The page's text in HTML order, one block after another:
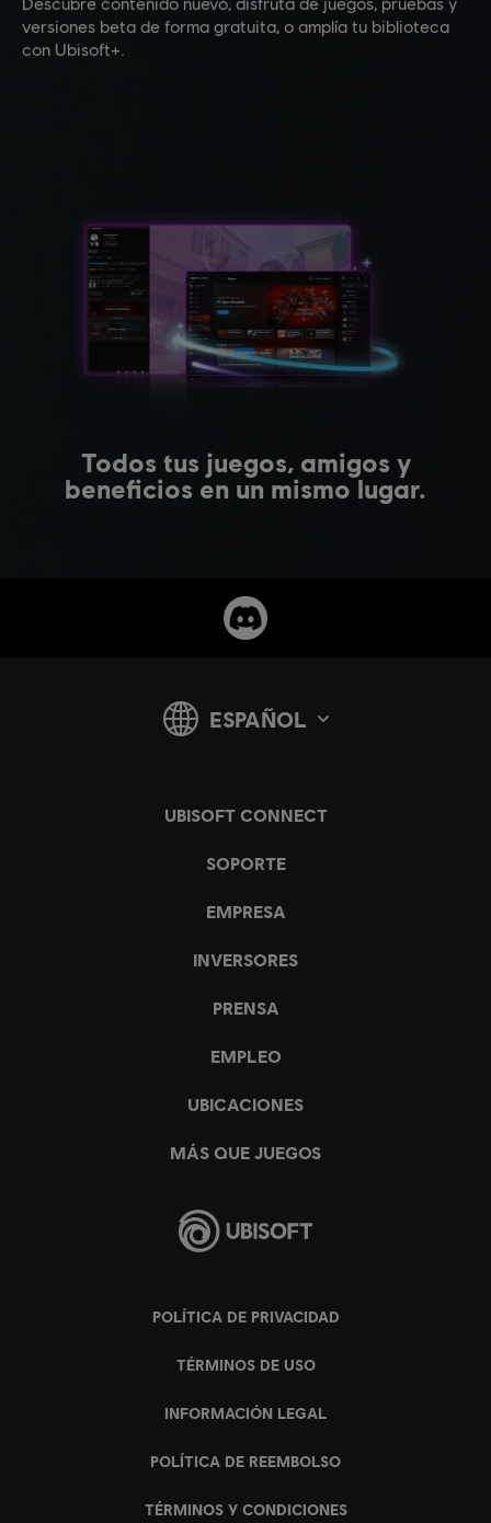
versiones beta de forma gratuita, o amplía tu biblioteca
con Ubisoft+.
Todos tus juegos, amigos y
beneficios en un mismo lugar.